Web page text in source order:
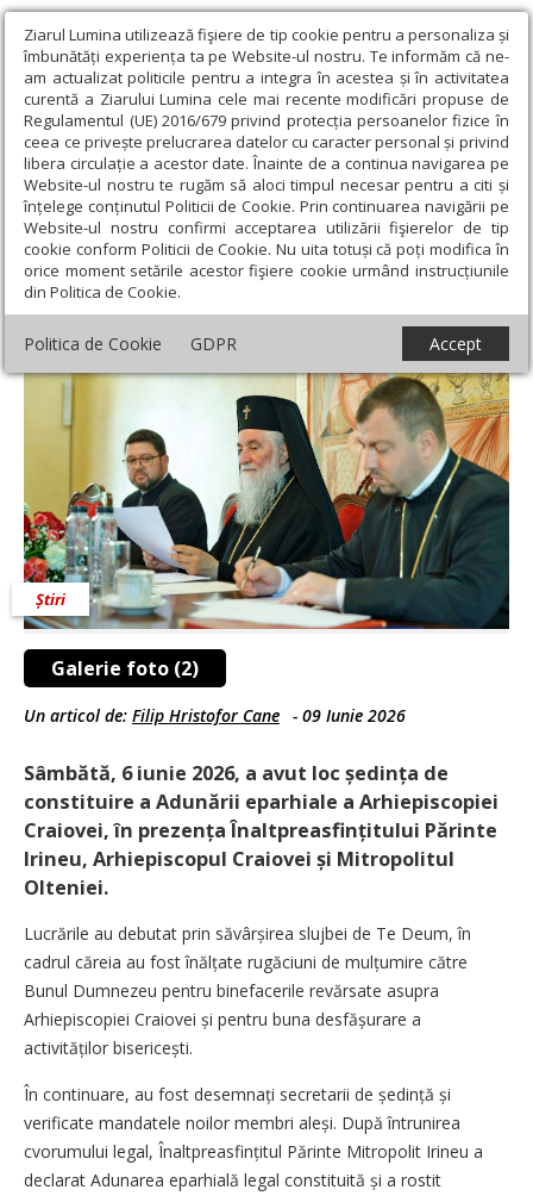
Ziarul Lumina utilizează fişiere de tip cookie pentru a personaliza și
îmbunătăți experiența ta pe Website-ul nostru. Te informăm că ne-
am actualizat politicile pentru a integra în acestea și în activitatea
curentă a Ziarului Lumina cele mai recente modificări propuse de
Regulamentul (UE) 2016/679 privind protecția persoanelor fizice în
ceea ce privește prelucrarea datelor cu caracter personal și privind
libera circulație a acestor date. Înainte de a continua navigarea pe
Website-ul nostru te rugăm să aloci timpul necesar pentru a citi și
înțelege conținutul Politicii de Cookie. Prin continuarea navigării pe
Website-ul nostru confirmi acceptarea utilizării fişierelor de tip
cookie conform Politicii de Cookie. Nu uita totuși că poți modifica în
orice moment setările acestor fişiere cookie urmând instrucțiunile
din Politica de Cookie.
Politica de Cookie GDPR Accept
Ziarul Lumina › Actualitate religioasă › Știri › Constituirea noii
Adunări eparhiale a Arhiepiscopiei Craiovei
Constituirea noii Adunări eparhiale a
Arhiepiscopiei Craiovei
Galerie foto (2)
Știri
Un articol de: Filip Hristofor Cane - 09 Iunie 2026
Sâmbătă, 6 iunie 2026, a avut loc ședința de
constituire a Adunării eparhiale a Arhiepiscopiei
Craiovei, în prezența Înaltpreasfin­ți­tului Părinte
Irineu, Arhiepiscopul Craiovei și Mitropolitul
Olteniei.
Lucrările au debutat prin săvârșirea slujbei de Te Deum, în
cadrul căreia au fost înălțate rugăciuni de mulțumire către
Bunul Dumnezeu pentru binefacerile revărsate asupra
Arhiepiscopiei Craiovei și pentru buna desfășurare a
activităților bisericești.
În continuare, au fost desemnați secretarii de ședință și
verificate mandatele noilor membri aleși. După întrunirea
cvorumului legal, Înaltpreasfințitul Părinte Mitropolit Irineu a
declarat Adunarea eparhială legal constituită și a rostit